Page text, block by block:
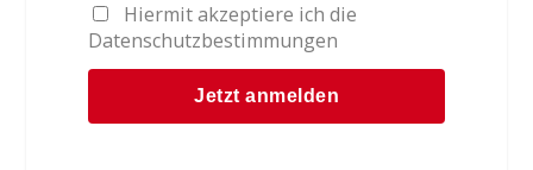
Hiermit akzeptiere ich die
Datenschutzbestimmungen